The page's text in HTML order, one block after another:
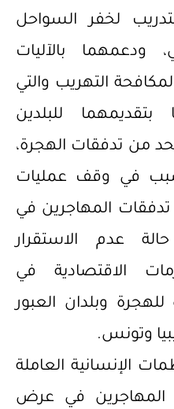
لخفر السواحل
ودعمهما بالآليات
لمكافحة التهريب والتي
بتقديمهما للبلدين
من تدفقات الهجرة،
في وقف عمليات
تدفقات المهاجرين في
عدم الاستقرار
الاقتصادية في
للهجرة وبلدان العبور
وتونس.
الإنسانية العاملة
المهاجرين في عرض